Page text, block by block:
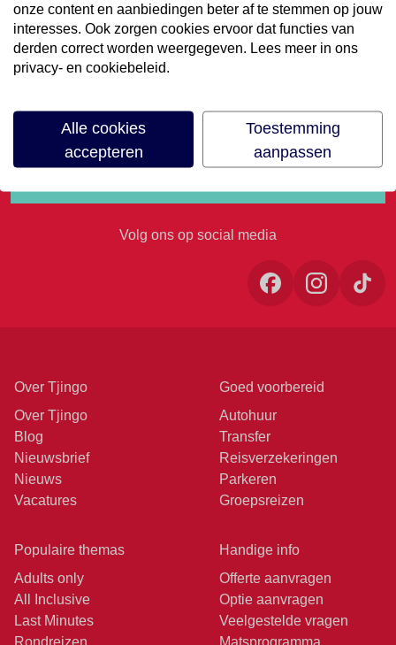
volgende vakantie
Meld je aan voor onze nieuwsbrief
Volg ons op social media
Over Tjingo
Over Tjingo
Blog
Nieuwsbrief
Nieuws
Vacatures
Goed voorbereid
Autohuur
Transfer
Reisverzekeringen
Parkeren
Groepsreizen
Populaire themas
Adults only
All Inclusive
Last Minutes
Rondreizen
Handige info
Offerte aanvragen
Optie aanvragen
Veelgestelde vragen
Matsprogramma
onze content en aanbiedingen beter af te stemmen op jouw
interesses. Ook zorgen cookies ervoor dat functies van
derden correct worden weergegeven. Lees meer in ons
privacy- en cookiebeleid.
Alle cookies
accepteren
Toestemming
aanpassen